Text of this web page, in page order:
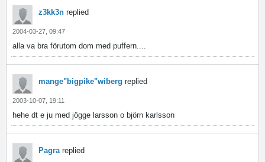
z3kk3n replied
2004-03-27, 09:47
alla va bra förutom dom med puffern....
mange"bigpike"wiberg replied
2003-10-07, 19:11
hehe dt e ju med jögge larsson o björn karlsson
Pagrareplied